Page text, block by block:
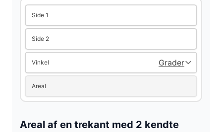
Side 1
Side 2
Vinkel
Areal
Areal af en trekant med 2 kendte